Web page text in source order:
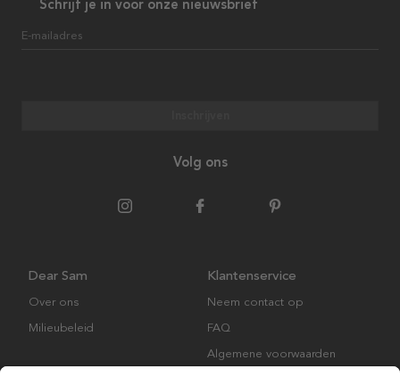
Schrijf je in voor onze nieuwsbrief
E-mailadres
Volg ons
Dear Sam
Over ons
Milieubeleid
Klantenservice
Neem contact op
FAQ
Algemene voorwaarden